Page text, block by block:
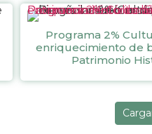
Programa 2% Cultural: Conservación o enriquecimiento de bienes inmuebles del
Programa 2%
enriquecimiento de
Patrimonio